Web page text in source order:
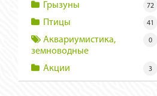
Грызуны 72
Птицы 41
Аквариумистика,
земноводные
0
Акции 3